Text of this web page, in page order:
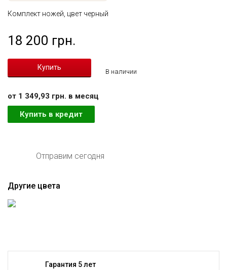
Комплект ножей, цвет черный
18 200 грн.
В наличии
от 1 349,93 грн. в месяц
Купить в кредит
Отправим сегодня
Другие цвета
Гарантия 5 лет